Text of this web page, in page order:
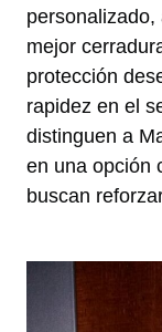
mejor
protección
rapidez en el
distinguen a
en una opción
buscan